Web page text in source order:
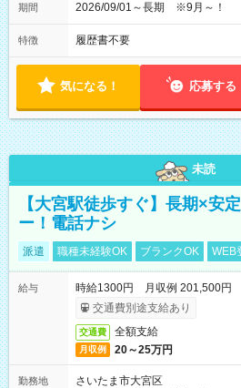
期間 2026/09/01～長期 ※9月～！
特徴 履歴書不要
気になる！ 応募する
未読
【大宮駅徒歩すぐ】長期×安
ー！電話ナシ
派遣 職種未経験OK ブランクOK WEB
給与
時給1300円 月収例 201,500円
交通費別途支給あり
交通費 全額支給
月収例 20～25万円
勤務地
さいたま市大宮区